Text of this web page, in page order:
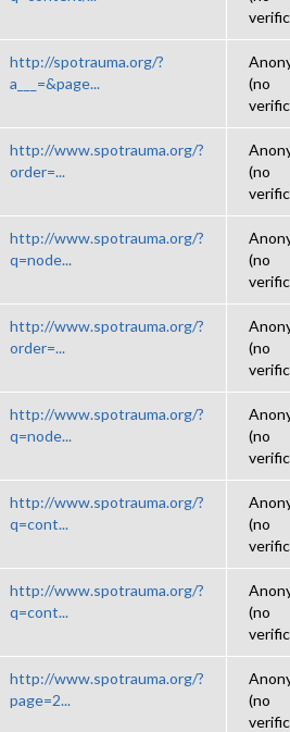
http://spotrauma.org/?
a___=&page...
(no
http://www.spotrauma.org/?
order=...
(no
http://www.spotrauma.org/?
q=node...
(no
http://www.spotrauma.org/?
order=...
(no
http://www.spotrauma.org/?
q=node...
(no
http://www.spotrauma.org/?
q=cont...
(no
http://www.spotrauma.org/?
q=cont...
(no
http://www.spotrauma.org/?
page=2...
(no